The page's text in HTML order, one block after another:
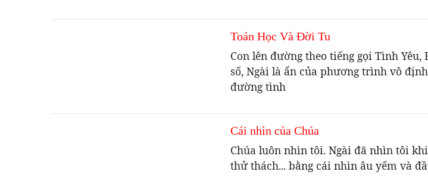
Toán Học Và Đời Tu
Con lên đường theo tiếng gọi Tình
số, Ngài là ẩn của phương trình vô
đường tình
Cái nhìn của Chúa
Chúa luôn nhìn tôi. Ngài đã nhìn tôi
thử thách... bằng cái nhìn âu yếm và